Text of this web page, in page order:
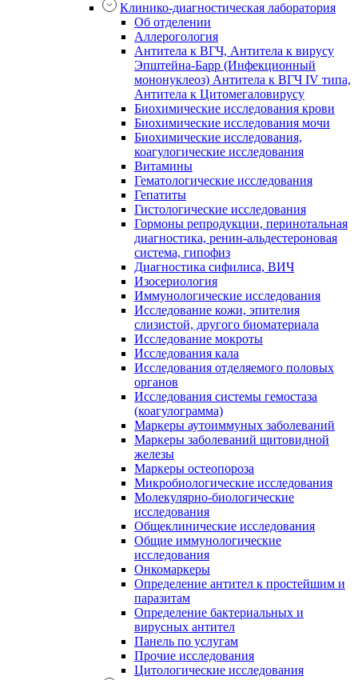
Клинико-диагностическая лаборатория
Об отделении
Аллерогология
Антитела к ВГЧ, Антитела к вирусу
Эпштейна-Барр (Инфекционный
мононуклеоз) Антитела к ВГЧ IV типа,
Антитела к Цитомегаловирусу
Биохимические исследования крови
Биохимические исследования мочи
Биохимические исследования,
коагулогические исследования
Витамины
Гематологические исследования
Гепатиты
Гистологические исследования
Гормоны репродукции, перинотальная
диагностика, ренин-альдестероновая
система, гипофиз
Диагностика сифилиса, ВИЧ
Изосериология
Иммунологические исследования
Исследование кожи, эпителия
слизистой, другого биоматериала
Исследование мокроты
Исследования кала
Исследования отделяемого половых
органов
Исследования системы гемостаза
(коагулограмма)
Маркеры аутоиммуных заболеваний
Маркеры заболеваний щитовидной
железы
Маркеры остеопороза
Микробиологические исследования
Молекулярно-биологические
исследования
Общеклинические исследования
Общие иммунологические
исследования
Онкомаркеры
Определение антител к простейшим и
паразитам
Определение бактериальных и
вирусных антител
Панель по услугам
Прочие исследования
Цитологические исследования